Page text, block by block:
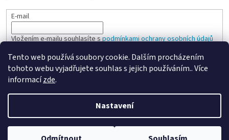
Tento web používá soubory cookie. Dalším procházením
tohoto webu vyjadřujete souhlas s jejich používáním.. Více
informacízde.
Nastavení
E-mail
Vložením e-mailu souhlasíte spodmínkami ochrany osobních údajů
PŘIHLÁSIT SE
Vytvořil Shoptet